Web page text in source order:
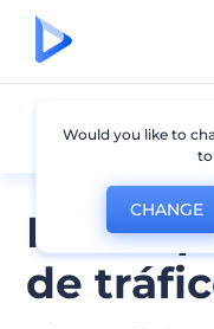
de
Mockup de
Would you like to
to
CHANGE